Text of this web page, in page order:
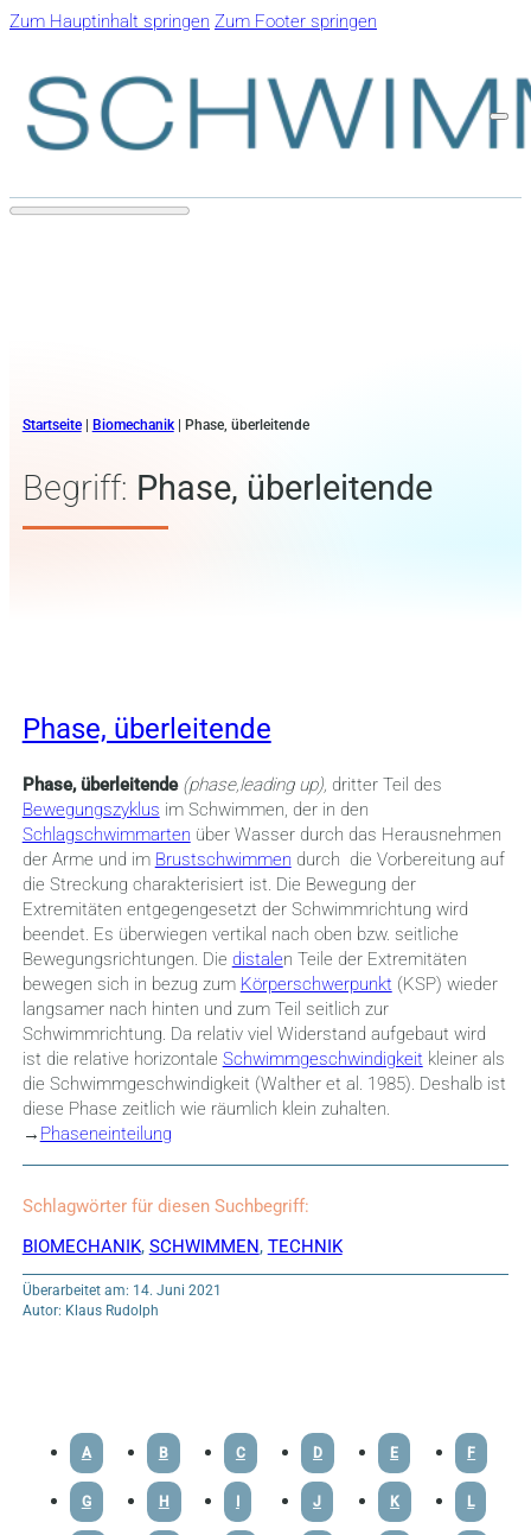
Zum Hauptinhalt springen Zum Footer springen
Startseite| Biomechanik| Phase, überleitende
Begriff: Phase, überleitende
Phase, überleitende
Phase, überleitende (phase,leading up), dritter Teil des
Bewegungszyklus im Schwimmen, der in den
Schlagschwimmarten über Wasser durch das Herausnehmen
der Arme und im Brustschwimmen durch die Vorbereitung auf
die Streckung charakterisiert ist. Die Bewegung der
Extremitäten entgegengesetzt der Schwimmrichtung wird
beendet. Es überwiegen vertikal nach oben bzw. seitliche
Bewegungsrichtungen. Die distalen Teile der Extremitäten
bewegen sich in bezug zum Körperschwerpunkt(KSP) wieder
langsamer nach hinten und zum Teil seitlich zur
Schwimmrichtung. Da relativ viel Widerstand aufgebaut wird
ist die relative horizontale Schwimmgeschwindigkeitkleiner als
die Schwimmgeschwindigkeit (Walther et al. 1985). Deshalb ist
diese Phase zeitlich wie räumlich klein zuhalten.
→ Phaseneinteilung
Schlagwörter für diesen Suchbegriff:
BIOMECHANIK, SCHWIMMEN, TECHNIK
Überarbeitet am: 14. Juni 2021
Autor: Klaus Rudolph
A B C D E F
G H J K L